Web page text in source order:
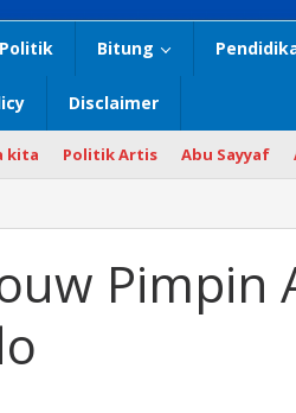
Politik Bitung
Disclaimer
kita Politik Artis Abu Sayyaf
Pimpin